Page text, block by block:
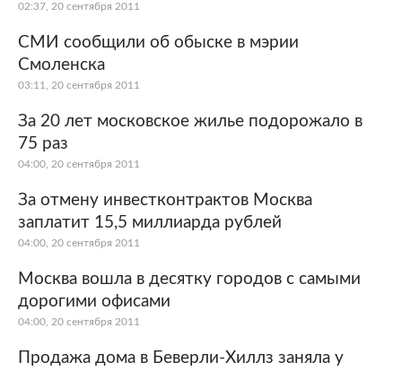
02:37, 20 сентября 2011
СМИ сообщили об обыске в мэрии
Смоленска
03:11, 20 сентября 2011
За 20 лет московское жилье подорожало в
75 раз
04:00, 20 сентября 2011
За отмену инвестконтрактов Москва
заплатит 15,5 миллиарда рублей
04:00, 20 сентября 2011
Москва вошла в десятку городов с самыми
дорогими офисами
04:00, 20 сентября 2011
Продажа дома в Беверли-Хиллз заняла у